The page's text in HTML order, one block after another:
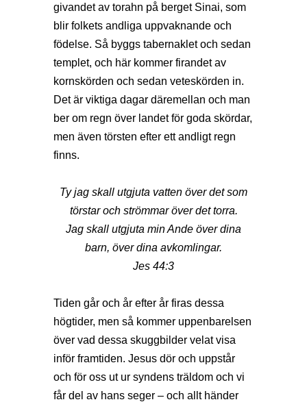
givandet av torahn på berget Sinai, som
blir folkets andliga uppvaknande och
födelse. Så byggs tabernaklet och sedan
templet, och här kommer firandet av
kornskörden och sedan veteskörden in.
Det är viktiga dagar däremellan och man
ber om regn över landet för goda skördar,
men även törsten efter ett andligt regn
finns.
Ty jag skall utgjuta vatten över det som
törstar och strömmar över det torra.
Jag skall utgjuta min Ande över dina
barn, över dina avkomlingar.
Jes 44:3
Tiden går och år efter år firas dessa
högtider, men så kommer uppenbarelsen
över vad dessa skuggbilder velat visa
inför framtiden. Jesus dör och uppstår
och för oss ut ur syndens träldom och vi
får del av hans seger – och allt händer